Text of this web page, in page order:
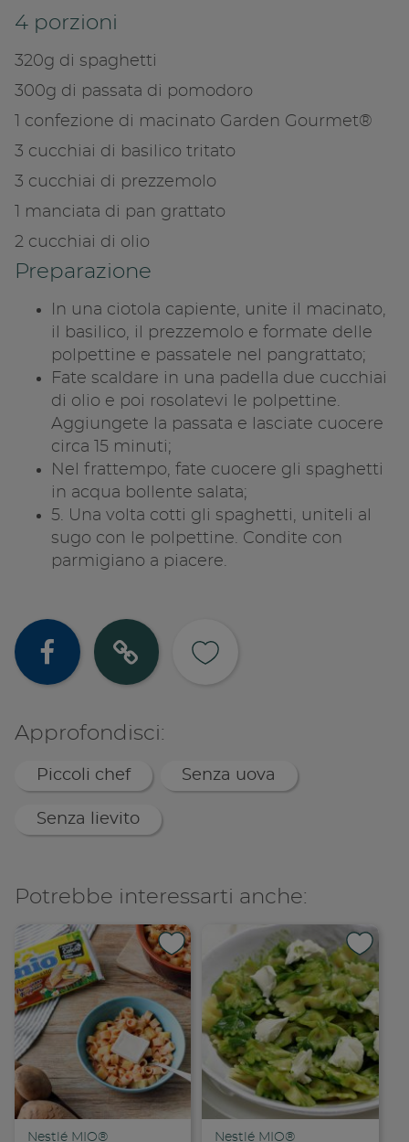
4 porzioni
320g di spaghetti
300g di passata di pomodoro
1 confezione di macinato Garden Gourmet®
3 cucchiai di basilico tritato
3 cucchiai di prezzemolo
1 manciata di pan grattato
2 cucchiai di olio
Preparazione
In una ciotola capiente, unite il macinato,
il basilico, il prezzemolo e formate delle
polpettine e passatele nel pangrattato;
Fate scaldare in una padella due cucchiai
di olio e poi rosolatevi le polpettine.
Aggiungete la passata e lasciate cuocere
circa 15 minuti;
Nel frattempo, fate cuocere gli spaghetti
in acqua bollente salata;
5. Una volta cotti gli spaghetti, uniteli al
sugo con le polpettine. Condite con
parmigiano a piacere.
Condividi
Copia
Approfondisci:
Piccoli chef Senza uova
Senza lievito
Potrebbe interessarti anche:
Nestlé MIO® Nestlé MIO®